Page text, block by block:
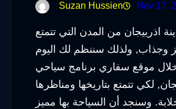
Suzan Hussien Nov 17,
اذربيجان من المدن التي تتمتع
وجذاب, ولذلك سننظم لك اليوم
موقع سفاري برنامج سياحي
لكي تتمتع بتاريخها ومناظرها
وسنجد أن السياحة بها مميز